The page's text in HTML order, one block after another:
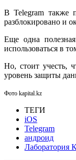
В Telegram также
разблокировано и
Еще одна
использоваться в
Но, стоит учесть,
уровень защиты
Фото kapital.kz
ТЕГИ
iOS
Telegram
андроид
Лаборатория